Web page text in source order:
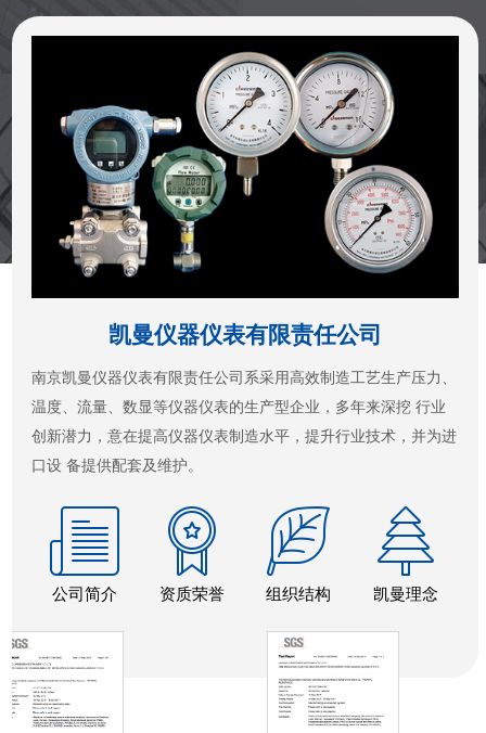
凯曼仪器仪表有限责任公司
南京凯曼仪器仪表有限责任公司系采用高效制造工艺生产压力、
温度、流量、数显等仪器仪表的生产型企业，多年来深挖 行业
创新潜力，意在提高仪器仪表制造水平，提升行业技术，并为进
口设 备提供配套及维护。
公司简介 资质荣誉 组织结构 凯曼理念